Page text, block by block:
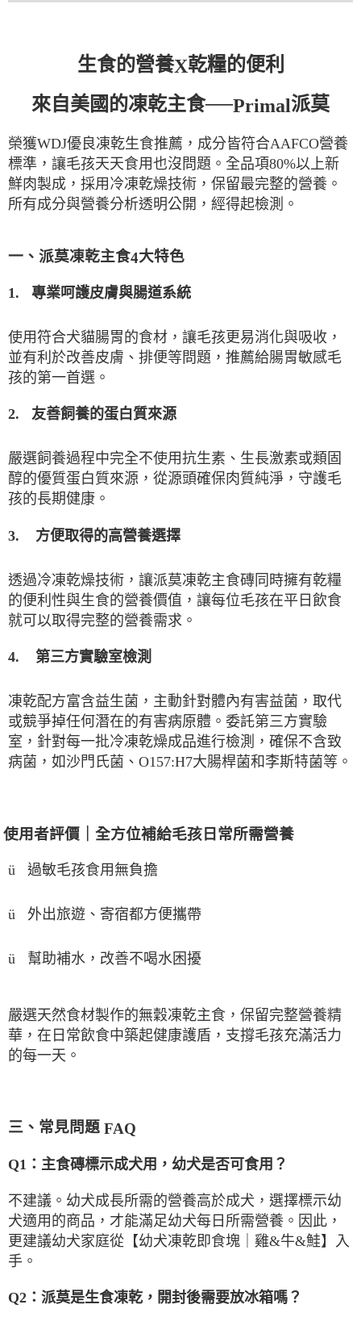
生食的營養X乾糧的便利
來自美國的凍乾主食──Primal派莫
榮獲WDJ優良凍乾生食推薦，成分皆符合AAFCO營養
標準，讓毛孩天天食用也沒問題。全品項80%以上新
鮮肉製成，採用冷凍乾燥技術，保留最完整的營養。
所有成分與營養分析透明公開，經得起檢測。
一、派莫凍乾主食4大特色
1. 專業呵護皮膚與腸道系統
使用符合犬貓腸胃的食材，讓毛孩更易消化與吸收，
並有利於改善皮膚、排便等問題，推薦給腸胃敏感毛
孩的第一首選。
2. 友善飼養的蛋白質來源
嚴選飼養過程中完全不使用抗生素、生長激素或類固
醇的優質蛋白質來源，從源頭確保肉質純淨，守護毛
孩的長期健康。
3. 方便取得的高營養選擇
透過冷凍乾燥技術，讓派莫凍乾主食磚同時擁有乾糧
的便利性與生食的營養價值，讓每位毛孩在平日飲食
就可以取得完整的營養需求。
4. 第三方實驗室檢測
凍乾配方富含益生菌，主動針對體內有害益菌，取代
或競爭掉任何潛在的有害病原體。委託第三方實驗
室，針對每一批冷凍乾燥成品進行檢測，確保不含致
病菌，如沙門氏菌、 O157:H7大腸桿菌和李斯特菌等。
使用者評價｜全方位補給毛孩日常所需營養
ü 過敏毛孩食用無負擔
ü 外出旅遊、寄宿都方便攜帶
ü 幫助補水，改善不喝水困擾
嚴選天然食材製作的無穀凍乾主食，保留完整營養精
華，在日常飲食中築起健康護盾，支撐毛孩充滿活力
的每一天。
三、常見問題 FAQ
Q1 ：主食磚標示成犬用，幼犬是否可食用？
不建議。幼犬成長所需的營養高於成犬，選擇標示幼
犬適用的商品，才能滿足幼犬每日所需營養。因此，
更建議幼犬家庭從【幼犬凍乾即食塊｜雞&牛&鮭】入
手。
Q2 ：派莫是生食凍乾，開封後需要放冰箱嗎？